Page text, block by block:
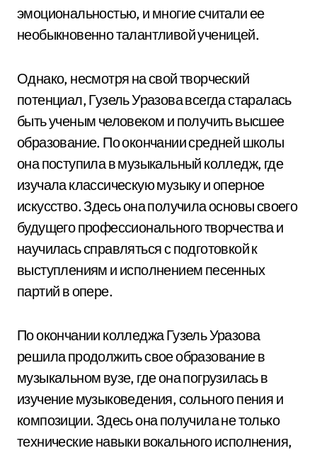
эмоциональностью, и многие считали ее
необыкновенно талантливой ученицей.
Однако, несмотря на свой творческий
потенциал, Гузель Уразова всегда старалась
быть ученым человеком и получить высшее
образование. По окончании средней школы
она поступила в музыкальный колледж, где
изучала классическую музыку и оперное
искусство. Здесь она получила основы своего
будущего профессионального творчества и
научилась справляться с подготовкой к
выступлениям и исполнением песенных
партий в опере.
По окончании колледжа Гузель Уразова
решила продолжить свое образование в
музыкальном вузе, где она погрузилась в
изучение музыковедения, сольного пения и
композиции. Здесь она получила не только
технические навыки вокального исполнения,